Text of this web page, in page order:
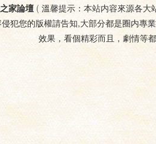
家論壇 ( 溫馨提示：本站内容來源各大
犯您的版權請告知,大部分都是圈内專
效果，看個精彩而且，劇情等